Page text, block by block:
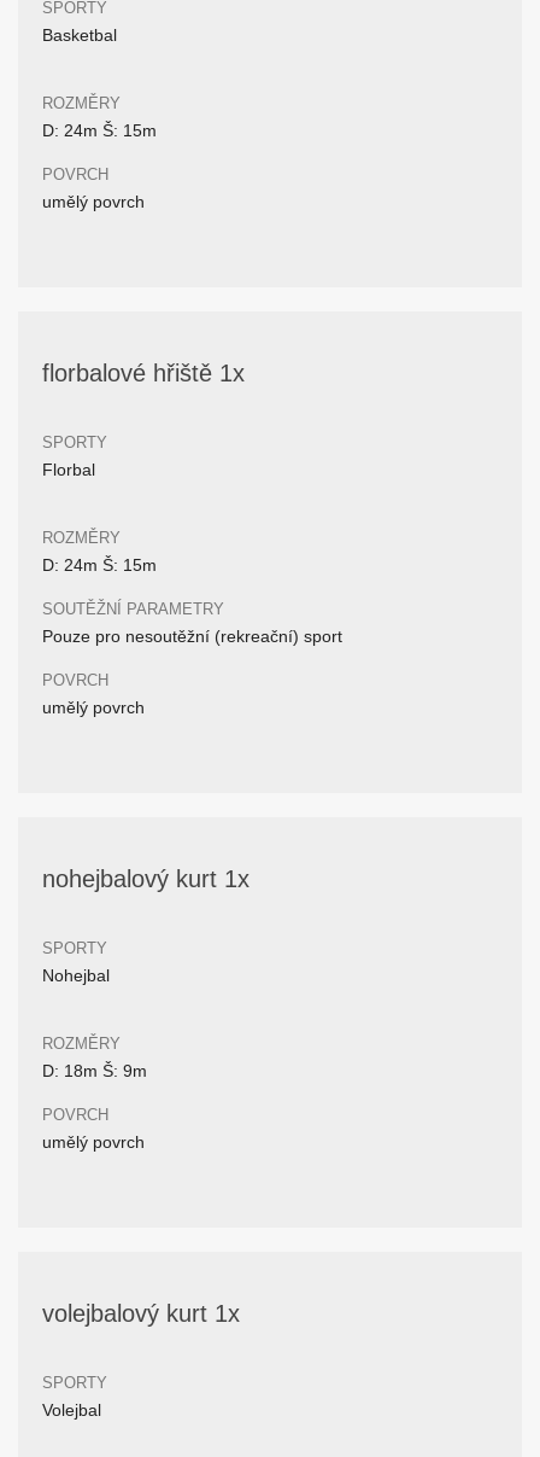
SPORTY
Basketbal
ROZMĚRY
D: 24m Š: 15m
POVRCH
umělý povrch
florbalové hřiště 1x
SPORTY
Florbal
ROZMĚRY
D: 24m Š: 15m
SOUTĚŽNÍ PARAMETRY
Pouze pro nesoutěžní (rekreační) sport
POVRCH
umělý povrch
nohejbalový kurt 1x
SPORTY
Nohejbal
ROZMĚRY
D: 18m Š: 9m
POVRCH
umělý povrch
volejbalový kurt 1x
SPORTY
Volejbal